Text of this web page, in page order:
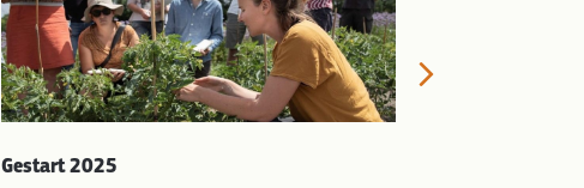
Gestart 2025
In 2008 heeft
Next